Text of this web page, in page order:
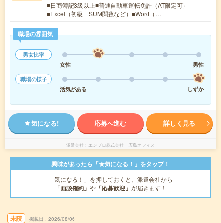
■日商簿記3級以上■普通自動車運転免許（AT限定可）
■Excel（初級 SUM関数など）■Word（…
職場の雰囲気
男女比率
女性
男性
職場の様子
活気がある
しずか
気になる! 応募へ進む 詳しく見る
派遣会社 エンプロ株式会社 広島オフィス
興味があったら「★気になる！」をタップ！
「気になる！」を押しておくと、派遣会社から
「面談確約」 や 「応募歓迎」 が届きます！
未読 掲載日 2026/08/06